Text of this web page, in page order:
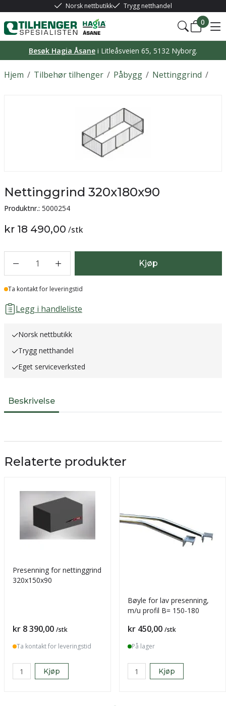
Norsk nettbutikk Trygg netthandel
0
Besøk Hagia Åsane i Litleåsveien 65, 5132 Nyborg.
/
Hjem /
Tilbehør tilhenger /
Påbygg /
Nettinggrind
Nettinggrind 320x180x90
Produktnr.: 5000254
kr 18 490,00 /stk
1 Kjøp
Lager
Ta kontakt for leveringstid
Legg i handleliste
Norsk nettbutikk
Trygg netthandel
Eget serviceverksted
Beskrivelse
Relaterte produkter
Presenning for nettinggrind
320x150x90
Pris
kr 8 390,00 /stk
Ta kontakt for leveringstid
Kjøp
Bøyle for lav presenning,
m/u profil B= 150-180
Pris
kr 450,00 /stk
På lager
Kjøp